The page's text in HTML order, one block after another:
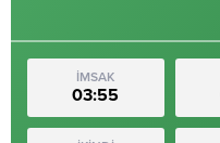
İMSAK
03:55